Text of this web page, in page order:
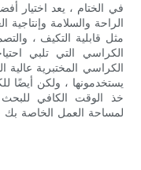
في الختام ، يعد اختيار
الراحة والسلامة
مثل قابلية التكيف ،
الكراسي التي تلبي
الكراسي المختبرية عالية
يستخدمونها ، ولكن أيضًا
خذ الوقت الكافي للبحث
لمساحة العمل الخاصة بك ،